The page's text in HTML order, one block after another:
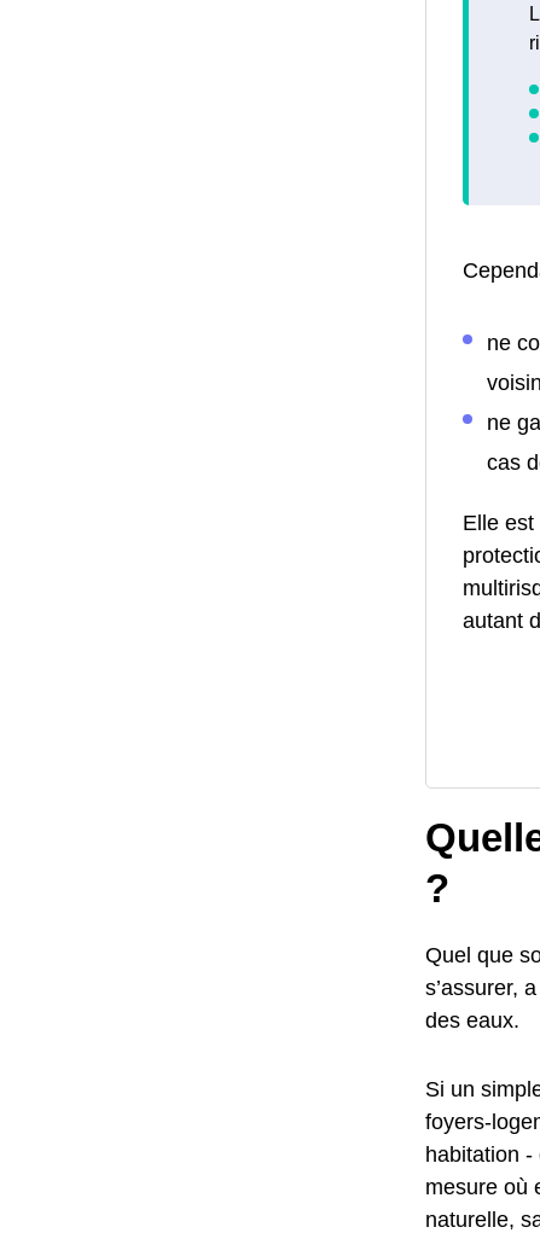
ne
ne
cas
Elle
autant
?
Quel que
s’assurer,
des eaux.
Si un
foyers-
habitation
mesure où
naturelle,